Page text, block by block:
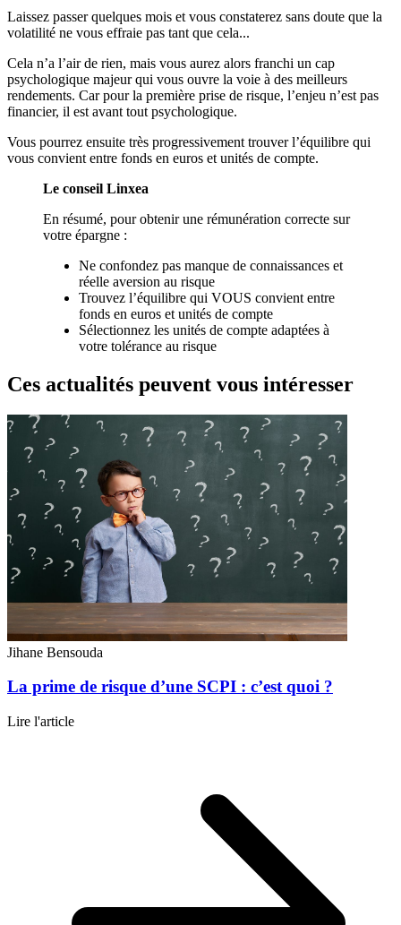
Laissez passer quelques mois et vous constaterez sans doute que la
volatilité ne vous effraie pas tant que cela...
Cela n’a l’air de rien, mais vous aurez alors franchi un cap
psychologique majeur qui vous ouvre la voie à des meilleurs
rendements. Car pour la première prise de risque, l’enjeu n’est pas
financier, il est avant tout psychologique.
Vous pourrez ensuite très progressivement trouver l’équilibre qui
vous convient entre fonds en euros et unités de compte.
Le conseil Linxea
En résumé, pour obtenir une rémunération correcte sur
votre épargne :
Ne confondez pas manque de connaissances et
réelle aversion au risque
Trouvez l’équilibre qui VOUS convient entre
fonds en euros et unités de compte
Sélectionnez les unités de compte adaptées à
votre tolérance au risque
Ces actualités peuvent vous intéresser
Jihane Bensouda
La prime de risque d’une SCPI : c’est quoi ?
Lire l'article